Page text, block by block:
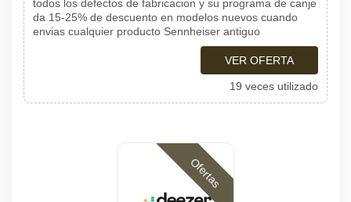
todos los defectos de fabricacion y su programa de canje
da 15-25% de descuento en modelos nuevos cuando
envias cualquier producto Sennheiser antiguo
VER OFERTA
19 veces utilizado
Ofertas